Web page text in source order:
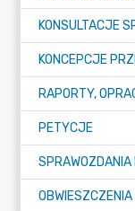
KONSULTACJE
KONCEPCJE
RAPORTY,
PETYCJE
SPRAWOZDANIA
OBWIESZCZENIA